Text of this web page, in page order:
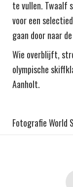
te vullen. Twaalf
voor een
gaan door naar
Wie overblijft,
olympische
Aanholt.
Fotografie World